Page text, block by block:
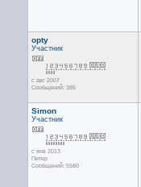
opty
Участник
с авг 2007
Сообщений: 385
Simon
Участник
с янв 2013
Питер
Сообщений: 5580